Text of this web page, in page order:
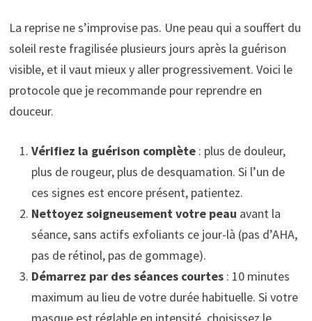
La reprise ne s’improvise pas. Une peau qui a souffert du
soleil reste fragilisée plusieurs jours après la guérison
visible, et il vaut mieux y aller progressivement. Voici le
protocole que je recommande pour reprendre en
douceur.
Vérifiez la guérison complète: plus de douleur,
plus de rougeur, plus de desquamation. Si l’un de
ces signes est encore présent, patientez.
Nettoyez soigneusement votre peau avant la
séance, sans actifs exfoliants ce jour-là (pas d’AHA,
pas de rétinol, pas de gommage).
Démarrez par des séances courtes: 10 minutes
maximum au lieu de votre durée habituelle. Si votre
masque est réglable en intensité, choisissez le